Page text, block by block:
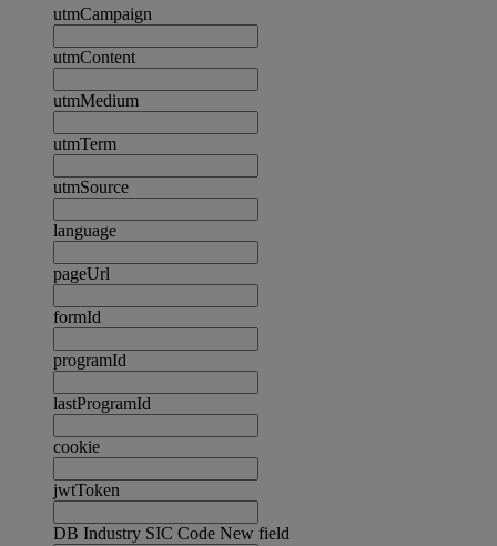
utmCampaign
utmContent
utmMedium
utmTerm
utmSource
language
pageUrl
formId
programId
lastProgramId
cookie
jwtToken
DB Industry SIC Code New field